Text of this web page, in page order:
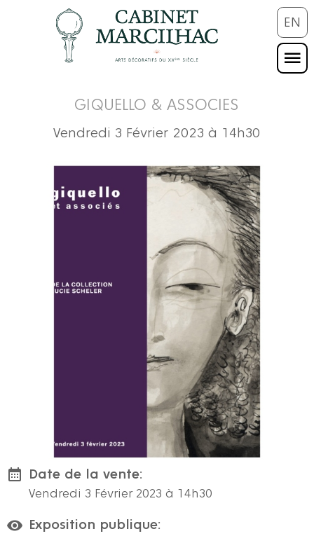
EN
GIQUELLO & ASSOCIES
Vendredi 3 Février 2023 à 14h30
Date de la vente:
Vendredi 3 Février 2023 à 14h30
Exposition publique: